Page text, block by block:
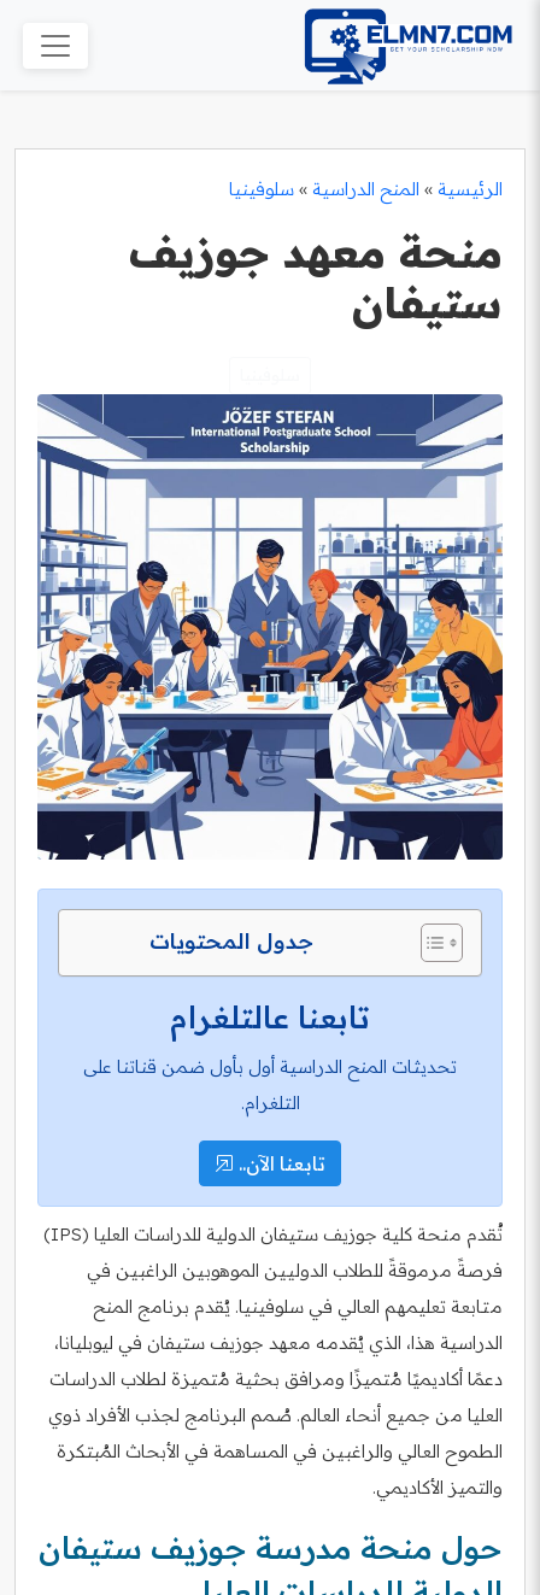
الرئيسية » المنح الدراسية » سلوفينيا
منحة معهد جوزيف
ستيفان
جدول المحتويات
تابعنا عالتلغرام
تحديثات المنح الدراسية أول بأول ضمن قناتنا على
التلغرام.
تابعنا الآن..
تُقدم منحة كلية جوزيف ستيفان الدولية للدراسات العليا (IPS)
فرصةً مرموقةً للطلاب الدوليين الموهوبين الراغبين في
متابعة تعليمهم العالي في سلوفينيا. يُقدم برنامج المنح
الدراسية هذا، الذي يُقدمه معهد جوزيف ستيفان في ليوبليانا،
دعمًا أكاديميًا مُتميزًا ومرافق بحثية مُتميزة لطلاب الدراسات
العليا من جميع أنحاء العالم. صُمم البرنامج لجذب الأفراد ذوي
الطموح العالي والراغبين في المساهمة في الأبحاث المُبتكرة
والتميز الأكاديمي.
حول منحة مدرسة جوزيف ستيفان